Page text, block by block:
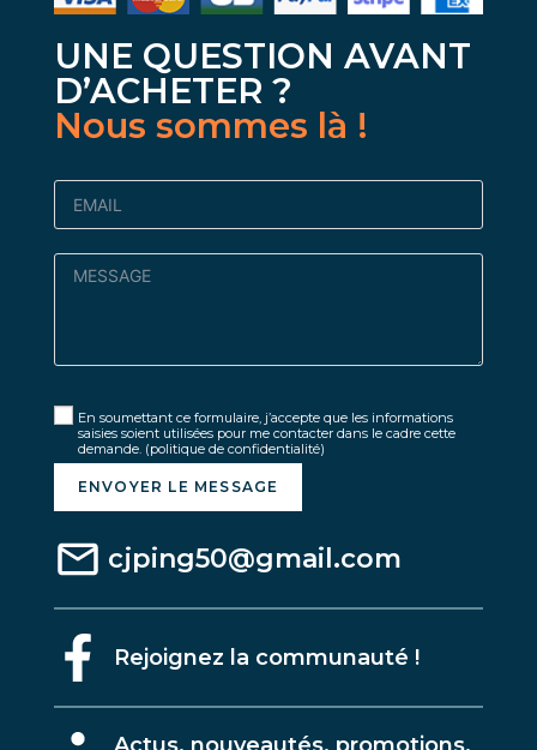
UNE QUESTION AVANT
D’ACHETER ?
Nous sommes là !
En soumettant ce formulaire, j’accepte que les informations
saisies soient utilisées pour me contacter dans le cadre cette
demande. (politique de confidentialité)
ENVOYER LE MESSAGE
cjping50@gmail.com
Rejoignez la communauté !